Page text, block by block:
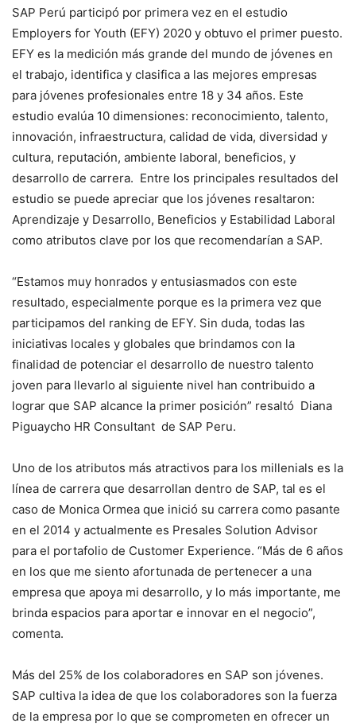
SAP Perú participó por primera vez en el estudio
Employers for Youth (EFY) 2020 y obtuvo el primer puesto.
EFY es la medición más grande del mundo de jóvenes en
el trabajo, identifica y clasifica a las mejores empresas
para jóvenes profesionales entre 18 y 34 años. Este
estudio evalúa 10 dimensiones: reconocimiento, talento,
innovación, infraestructura, calidad de vida, diversidad y
cultura, reputación, ambiente laboral, beneficios, y
desarrollo de carrera. Entre los principales resultados del
estudio se puede apreciar que los jóvenes resaltaron:
Aprendizaje y Desarrollo, Beneficios y Estabilidad Laboral
como atributos clave por los que recomendarían a SAP.
“Estamos muy honrados y entusiasmados con este
resultado, especialmente porque es la primera vez que
participamos del ranking de EFY. Sin duda, todas las
iniciativas locales y globales que brindamos con la
finalidad de potenciar el desarrollo de nuestro talento
joven para llevarlo al siguiente nivel han contribuido a
lograr que SAP alcance la primer posición” resaltó Diana
Piguaycho HR Consultant de SAP Peru.
Uno de los atributos más atractivos para los millenials es la
línea de carrera que desarrollan dentro de SAP, tal es el
caso de Monica Ormea que inició su carrera como pasante
en el 2014 y actualmente es Presales Solution Advisor
para el portafolio de Customer Experience. “Más de 6 años
en los que me siento afortunada de pertenecer a una
empresa que apoya mi desarrollo, y lo más importante, me
brinda espacios para aportar e innovar en el negocio”,
comenta.
Más del 25% de los colaboradores en SAP son jóvenes.
SAP cultiva la idea de que los colaboradores son la fuerza
de la empresa por lo que se comprometen en ofrecer un